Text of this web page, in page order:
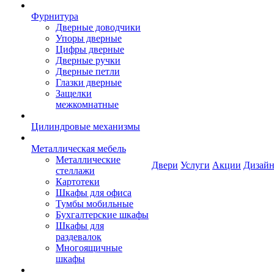
Фурнитура
Дверные доводчики
Упоры дверные
Цифры дверные
Дверные ручки
Дверные петли
Глазки дверные
Защелки
межкомнатные
Цилиндровые механизмы
Металлическая мебель
Металлические
стеллажи
Картотеки
Шкафы для офиса
Тумбы мобильные
Бухгалтерские шкафы
Шкафы для
раздевалок
Многоящичные
шкафы
Двери Услуги Акции